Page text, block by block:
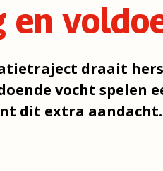
en
draait
vocht spelen
dit extra aandacht.